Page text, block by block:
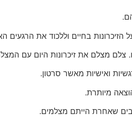
בחיים וללכוד את הרגעים
צלם מצלם את זיכרונות היום עם
ואישיות מאשר סרטון.
מיותרת.
שאחרת הייתם מצלמים.